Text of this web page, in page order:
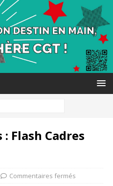
Flash Cadres
Commentaires fermés